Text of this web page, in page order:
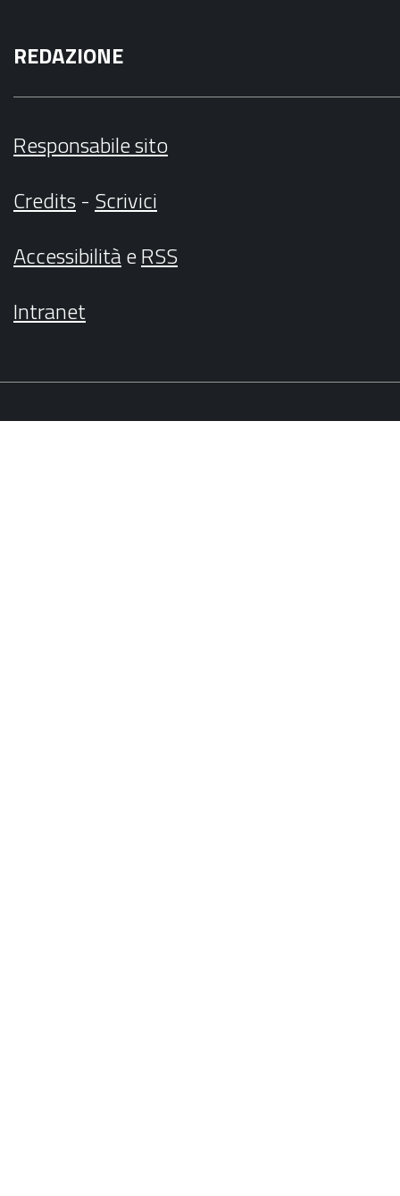
REDAZIONE
Responsabile sito
Credits- Scrivici
AccessibilitàeRSS
Intranet